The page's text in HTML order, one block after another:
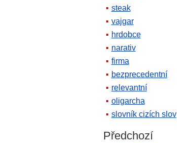
steak
vajgar
hrdobce
narativ
firma
bezprecedentní
relevantní
oligarcha
slovník cizích slov
Předchozí